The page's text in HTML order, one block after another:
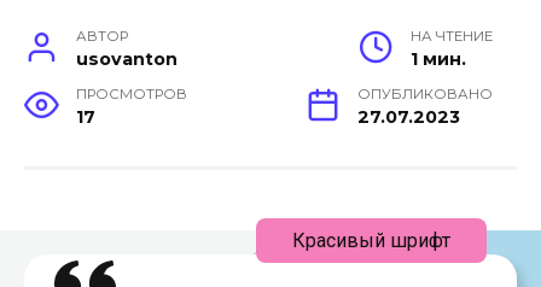
АВТОР
usovanton
НА ЧТЕНИЕ
1 мин.
ПРОСМОТРОВ
17
ОПУБЛИКОВАНО
27.07.2023
Красивый шрифт